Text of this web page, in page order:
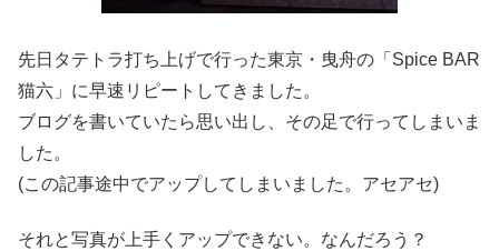
先日タテトラ打ち上げで行った東京・曳舟の「Spice BAR
猫六」に早速リピートしてきました。
ブログを書いていたら思い出し、その足で行ってしまいま
した。
(この記事途中でアップしてしまいました。アセアセ)
それと写真が上手くアップできない。なんだろう？